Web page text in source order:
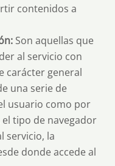
contenidos a
Son aquellas que
al servicio con
carácter general
una serie de
usuario como por
tipo de navegador
servicio, la
donde accede al